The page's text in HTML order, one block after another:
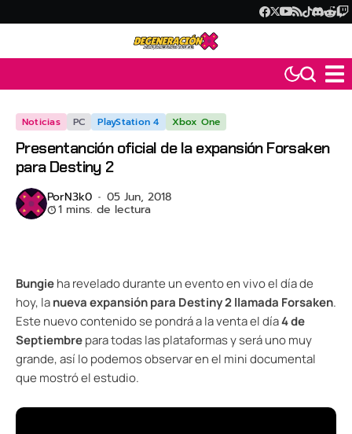
Noticias PC PlayStation 4 Xbox One
Presentanción oficial de la expansión Forsaken
para Destiny 2
PorN3k0 05 Jun, 2018
1 mins. de lectura
Bungieha revelado durante un evento en vivo el día de
hoy, lanueva expansión para Destiny 2 llamada Forsaken.
Este nuevo contenido se pondrá a la venta el día4 de
Septiembrepara todas las plataformas y será uno muy
grande, así lo podemos observar en el mini documental
que mostró el estudio.